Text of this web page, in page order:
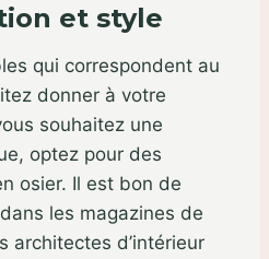
et style
qui correspondent au
donner à votre
souhaitez une
optez pour des
osier. Il est bon de
les magazines de
architectes d’intérieur